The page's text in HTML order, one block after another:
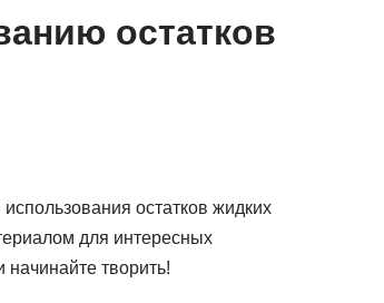
остатков
остатков жидких
для интересных
творить!